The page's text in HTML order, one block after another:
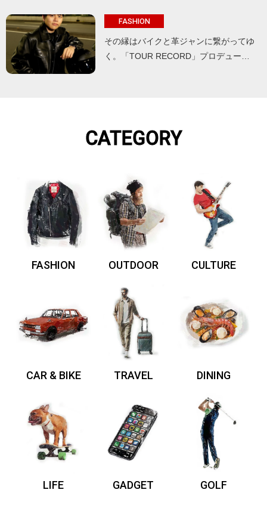
FASHION
その縁はバイクと革ジャンに繋がってゆ
く。「TOUR RECORD」プロデュー…
CATEGORY
FASHION OUTDOOR CULTURE
CAR & BIKE TRAVEL DINING
LIFE GADGET GOLF